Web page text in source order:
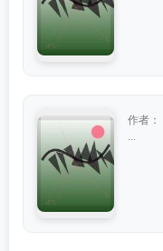
作者：